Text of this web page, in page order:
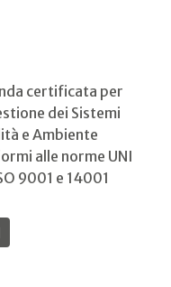
certificata per
dei Sistemi
e Ambiente
alle norme UNI
9001 e 14001